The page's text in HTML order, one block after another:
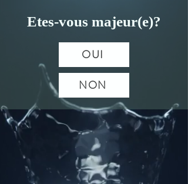
Etes-vous majeur(e)?
OUI
NON